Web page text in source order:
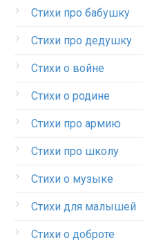
Стихи про бабушку
Стихи про дедушку
Стихи о войне
Стихи о родине
Стихи про армию
Стихи про школу
Стихи о музыке
Стихи для малышей
Стихи о доброте